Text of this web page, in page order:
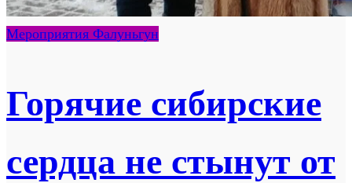
Мероприятия Фалуньгун
Горячие сибирские
сердца не стынут от